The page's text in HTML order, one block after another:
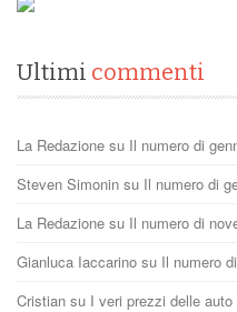
Ultimi commenti
La Redazione su Il numero di
Steven Simonin su Il numero di
La Redazione su Il numero di
Gianluca Iaccarino su Il numero
Cristian su I veri prezzi delle